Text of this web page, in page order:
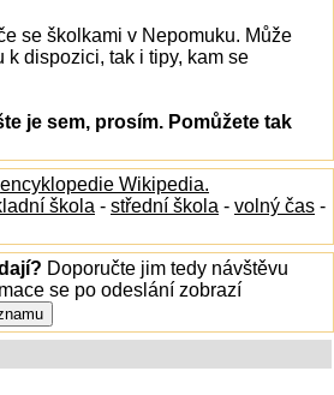
se školkami v Nepomuku. Může
dispozici, tak i tipy, kam se
je sem, prosím. Pomůžete tak
encyklopedie Wikipedia.
škola - střední škola - volný čas -
Doporučte jim tedy návštěvu
se po odeslání zobrazí